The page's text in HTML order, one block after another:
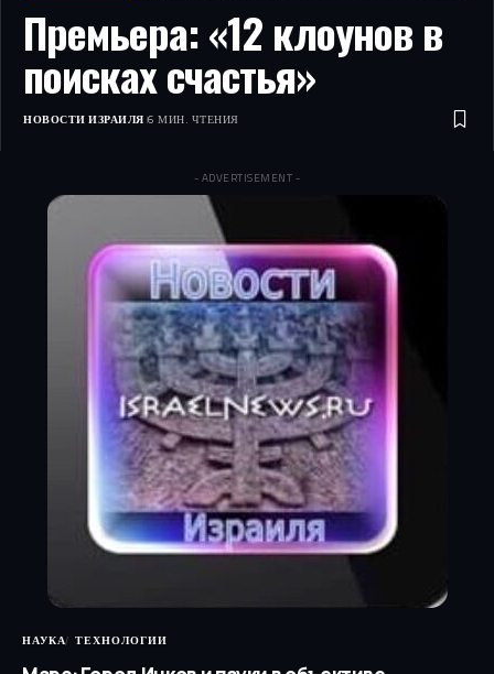
Премьера: «12 клоунов в
поисках счастья»
НОВОСТИ ИЗРАИЛЯ 6 МИН. ЧТЕНИЯ
- ADVERTISEMENT -
НАУКА ТЕХНОЛОГИИ